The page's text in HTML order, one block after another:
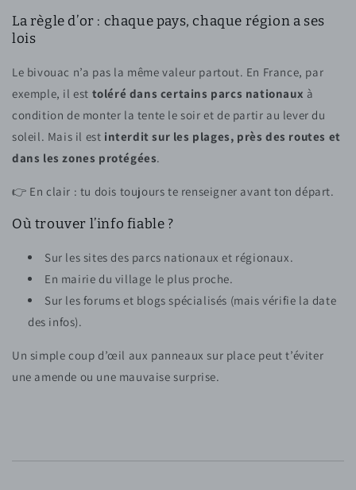
La règle d’or : chaque pays, chaque région a ses
lois
Le bivouac n’a pas la même valeur partout. En France, par
exemple, il est toléré dans certains parcs nationaux à
condition de monter la tente le soir et de partir au lever du
soleil. Mais il est interdit sur les plages, près des routes et
dans les zones protégées.
👉 En clair : tu dois toujours te renseigner avant ton départ.
Où trouver l’info fiable ?
Sur les sites des parcs nationaux et régionaux.
En mairie du village le plus proche.
Sur les forums et blogs spécialisés (mais vérifie la date
des infos).
Un simple coup d’œil aux panneaux sur place peut t’éviter
une amende ou une mauvaise surprise.